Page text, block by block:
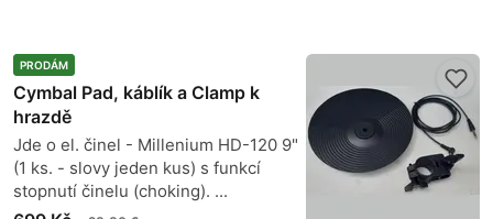
PRODÁM
Cymbal Pad, káblík a Clamp k
hrazdě
Jde o el. činel - Millenium HD-120 9"
(1 ks. - slovy jeden kus) s funkcí
stopnutí činelu (choking). ...